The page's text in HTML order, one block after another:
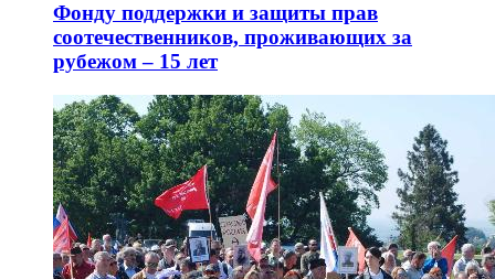
Фонду поддержки и защиты прав
соотечественников, проживающих за
рубежом – 15 лет